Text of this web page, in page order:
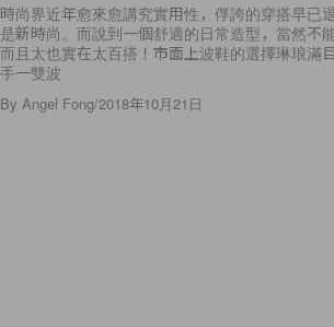
時尚界近年愈來愈講究實用性，俘誇的穿搭早已
是新時尚。而說到一個舒適的日常造型，當然不
而且太也實在太百搭！市面上波鞋的選擇琳琅滿
手一雙波
By Angel Fong/2018年10月21日